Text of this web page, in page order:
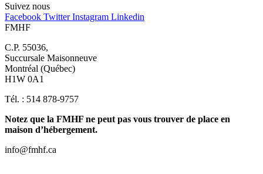
Suivez nous
Facebook Twitter Instagram Linkedin
FMHF
C.P. 55036,
Succursale Maisonneuve
Montréal (Québec)
H1W 0A1
Tél. : 514 878-9757
Notez que la FMHF ne peut pas vous trouver de place en
maison d’hébergement.
info@fmhf.ca